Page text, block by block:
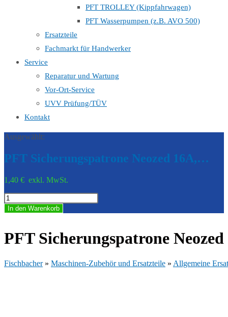
PFT TROLLEY (Kippfahrwagen)
PFT Wasserpumpen (z.B. AVO 500)
Ersatzteile
Fachmarkt für Handwerker
Service
Reparatur und Wartung
Vor-Ort-Service
UVV Prüfung/TÜV
Kontakt
Ausgewählt:
PFT Sicherungspatrone Neozed 16A,…
1,40 € exkl. MwSt.
PFT
Sicherungspatrone
Neozed
E14
(VPE
20421600
Menge
In den Warenkorb
PFT Sicherungspatrone
Fischbacher» Maschinen-Zubehör und Ersatzteile » Allgemeine